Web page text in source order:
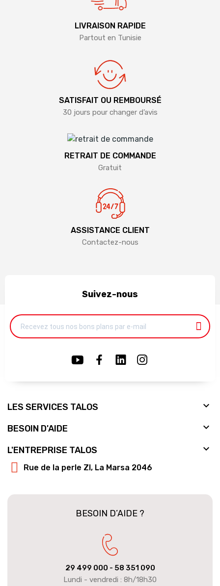
LIVRAISON RAPIDE
Partout en Tunisie
SATISFAIT OU REMBOURSÉ
30 jours pour changer d’avis
RETRAIT DE COMMANDE
Gratuit
ASSISTANCE CLIENT
Contactez-nous
Suivez-nous
LES SERVICES TALOS 
BESOIN D'AIDE 
L'ENTREPRISE TALOS 
Rue de la perle ZI, La Marsa 2046
BESOIN D’AIDE ?
29 499 000 - 58 351 090
Lundi - vendredi : 8h/18h30